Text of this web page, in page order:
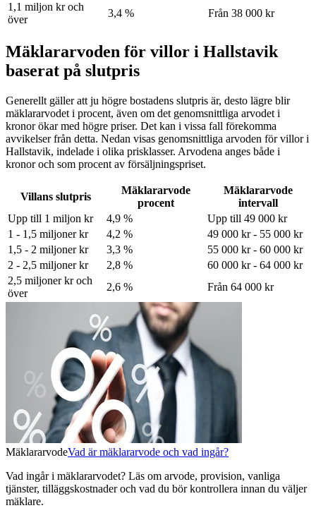
1,1 miljon kr och
över
3,4 % Från 38 000 kr
Mäklararvoden för villor i Hallstavik
baserat på slutpris
Generellt gäller att ju högre bostadens slutpris är, desto lägre blir
mäklararvodet i procent, även om det genomsnittliga arvodet i
kronor ökar med högre priser. Det kan i vissa fall förekomma
avvikelser från detta. Nedan visas genomsnittliga arvoden förvillori
Hallstavik, indelade i olika prisklasser. Arvodena anges både i
kronor och som procent av försäljningspriset.
Villans slutpris
Mäklararvode
procent
Mäklararvode
intervall
Upp till 1 miljon kr
4,9 %
Upp till 49 000 kr
1 - 1,5 miljoner kr
4,2 %
49 000 kr - 55 000 kr
1,5 - 2 miljoner kr
3,3 %
55 000 kr - 60 000 kr
2 - 2,5 miljoner kr
2,8 %
60 000 kr - 64 000 kr
2,5 miljoner kr och
över
2,6 % Från 64 000 kr
MäklararvodeVad är mäklararvode och vad ingår?
Vad ingår i mäklararvodet? Läs om arvode, provision, vanliga
tjänster, tilläggskostnader och vad du bör kontrollera innan du väljer
mäklare.